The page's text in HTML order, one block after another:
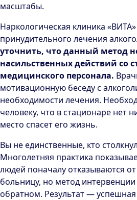
масштабы.
Наркологическая клиника «ВИТА»
принудительного лечения
уточнить, что данный метод
насильственных действий со
медицинского персонала.
мотивационную беседу с
необходимости лечения.
человеку, что в стационаре нет
место спасет его жизнь.
Вы не единственные, кто
Многолетняя практика
людей поначалу отказываются
больницу, но метод интервенции
обратном. Результат —